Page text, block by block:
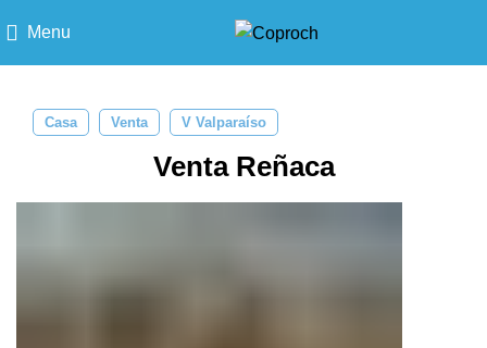
Menu
Casa Venta V Valparaíso
Venta Reñaca